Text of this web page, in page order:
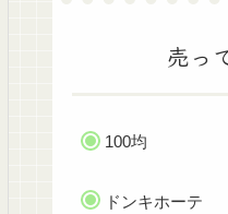
売っ
100均
ドンキホーテ